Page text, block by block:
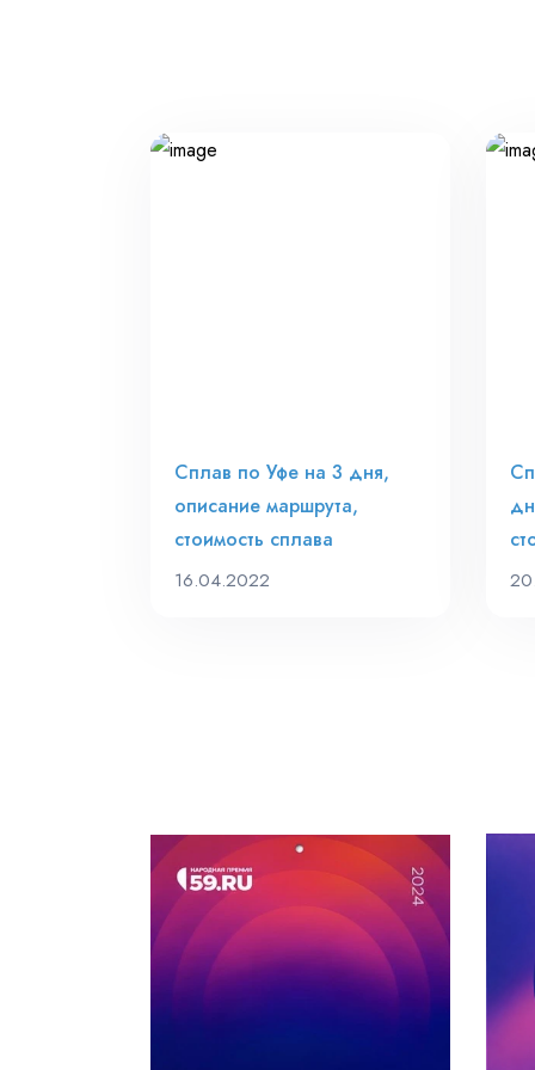
Сплав по Уфе на 3 дня,
описание маршрута,
стоимость сплава
16.04.2022